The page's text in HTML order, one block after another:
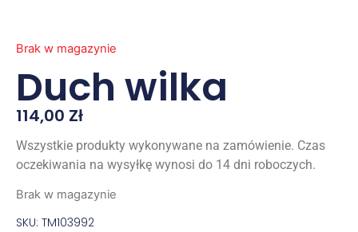
Brak w magazynie
Duch wilka
114,00 Zł
Wszystkie produkty wykonywane na zamówienie. Czas
oczekiwania na wysyłkę wynosi do 14 dni roboczych.
Brak w magazynie
SKU: TM103992